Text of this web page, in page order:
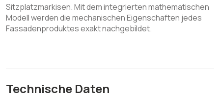
Sitzplatzmarkisen. Mit dem integrierten mathematischen
Modell werden die mechanischen Eigenschaften jedes
Fassadenproduktes exakt nachgebildet.
Technische Daten